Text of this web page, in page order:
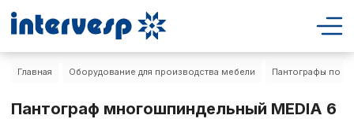
Главная Оборудование для производства мебели Пантографы по
Пантограф многошпиндельный MEDIA 6